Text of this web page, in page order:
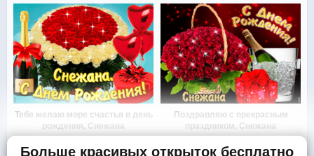
Тебе желаю море счастья в день
рождения, Снежана
Поздравляю с прекрасным
праздником, Снежана
Больше красивых открыток бесплатно